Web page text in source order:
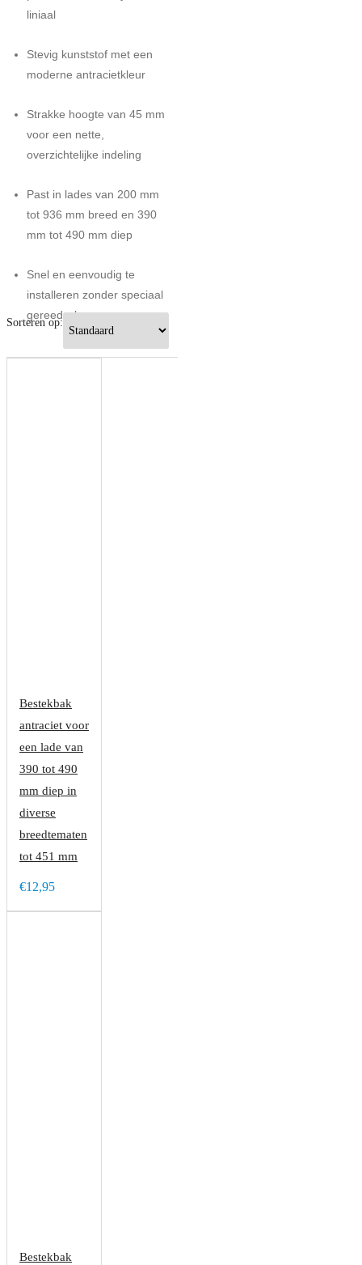
liniaal
Stevig kunststof met een
moderne antracietkleur
Strakke hoogte van 45 mm
voor een nette,
overzichtelijke indeling
Past in lades van 200 mm
tot 936 mm breed en 390
mm tot 490 mm diep
Snel en eenvoudig te
installeren zonder speciaal
gereedschap
Sorteren op:
Bestekbak
antraciet voor
een lade van
390 tot 490
mm diep in
diverse
breedtematen
tot 451 mm
€12,95
Bestekbak